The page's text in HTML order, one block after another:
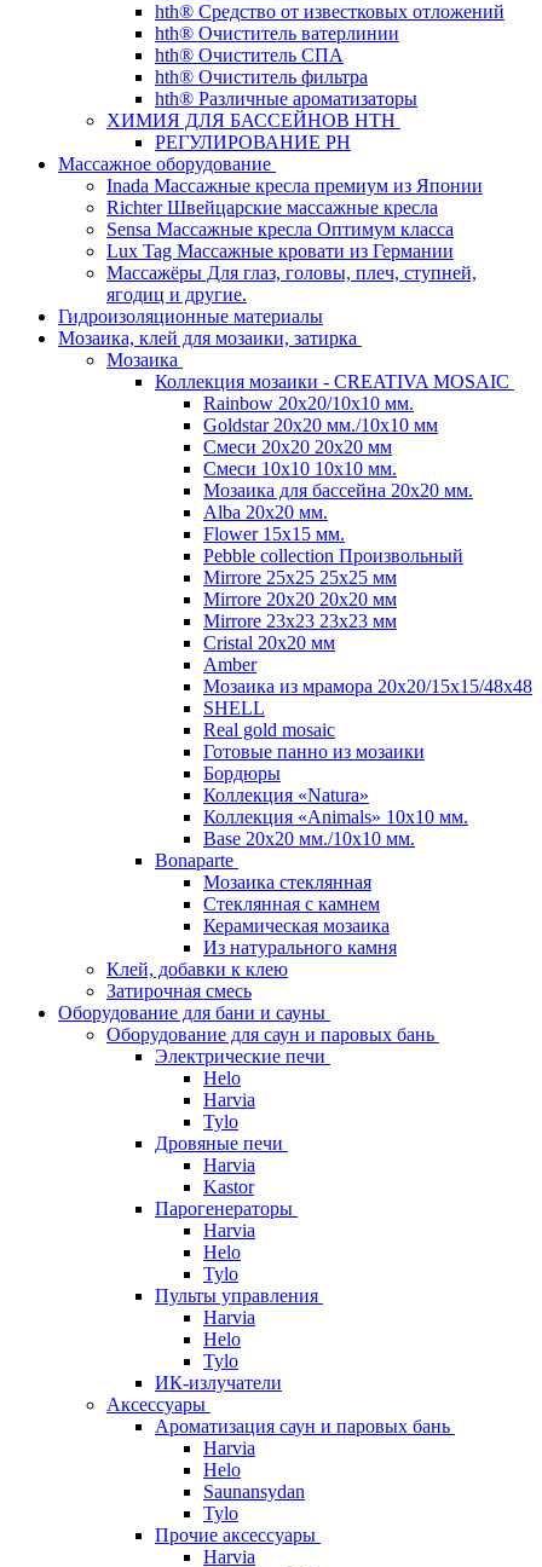
hth® Средство от известковых отложений
hth® Очиститель ватерлинии
hth® Очиститель СПА
hth® Очиститель фильтра
hth® Различные ароматизаторы
ХИМИЯ ДЛЯ БАССЕЙНОВ HTH
РЕГУЛИРОВАНИЕ PH
Массажное оборудование
Inada Массажные кресла премиум из Японии
Richter Швейцарские массажные кресла
Sensа Массажные кресла Оптимум класса
Lux Tag Массажные кровати из Германии
Массажёры Для глаз, головы, плеч, ступней,
ягодиц и другие.
Гидроизоляционные материалы
Мозаика, клей для мозаики, затирка
Мозаика
Коллекция мозаики - CREATIVA MOSAIC
Rainbow 20x20/10х10 мм.
Goldstar 20х20 мм./10х10 мм
Смеси 20х20 20х20 мм
Смеси 10х10 10x10 мм.
Мозаика для бассейна 20x20 мм.
Alba 20x20 мм.
Flower 15x15 мм.
Pebble collection Произвольный
Mirrore 25х25 25x25 мм
Mirrore 20х20 20x20 мм
Mirrore 23х23 23x23 мм
Cristal 20х20 мм
Amber
Мозаика из мрамора 20х20/15х15/48х48
SHELL
Real gold mosaic
Готовые панно из мозаики
Бордюры
Коллекция «Natura»
Коллекция «Animals» 10х10 мм.
Base 20x20 мм./10х10 мм.
Bonaparte
Мозаика стеклянная
Стеклянная с камнем
Керамическая мозаика
Из натурального камня
Клей, добавки к клею
Затирочная смесь
Оборудование для бани и сауны
Оборудование для саун и паровых бань
Электрические печи
Helo
Harvia
Tylo
Дровяные печи
Harvia
Kastor
Парогенераторы
Harvia
Helo
Tylo
Пульты управления
Harvia
Helo
Tylo
ИК-излучатели
Аксессуары
Ароматизация саун и паровых бань
Harvia
Helo
Saunansydan
Tylo
Прочие аксессуары
Harvia